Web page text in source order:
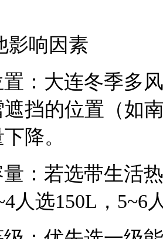
影响因素
置：大连冬季多
挡的位置（如
降。
量：若选带生活
人选150L，